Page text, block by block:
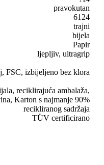
pravokutan
6124
trajni
bijela
Papir
ljepljiv, ultragrip
FSC, izbijeljeno bez klora
reciklirajuća ambalaža,
Karton s najmanje 90%
recikliranog sadržaja
TÜV certificirano